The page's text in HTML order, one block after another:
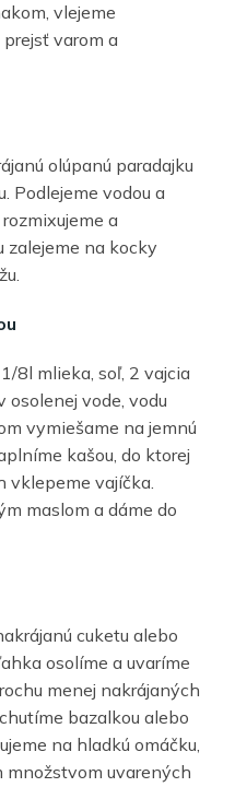
vlejeme
varom a
olúpanú paradajku
Podlejeme vodou a
a
zalejeme na kocky
8l mlieka, soľ, 2 vajcia
osolenej vode, vodu
vymiešame na jemnú
kašou, do ktorej
vklepeme vajíčka.
maslom a dáme do
cuketu alebo
osolíme a uvaríme
menej nakrájaných
bazalkou alebo
na hladkú omáčku,
množstvom uvarených